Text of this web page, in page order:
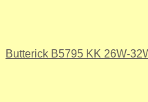
Butterick B5795 KK 26W-